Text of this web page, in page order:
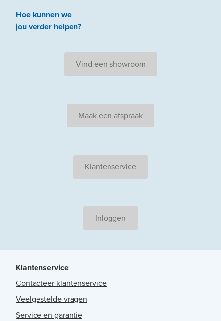
Hoe kunnen we
jouverder helpen?
Vind een showroom
Maak een afspraak
Klantenservice
Inloggen
Klantenservice
Contacteer klantenservice
Veelgestelde vragen
Service en garantie